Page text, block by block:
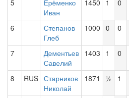
5
Ерёменко
Иван
1450 1 0
6
Степанов
Глеб
1000 0 0
7
Дементьев
Савелий
1403 1 0
8 RUS Старников
Николай
1871 ½ 1